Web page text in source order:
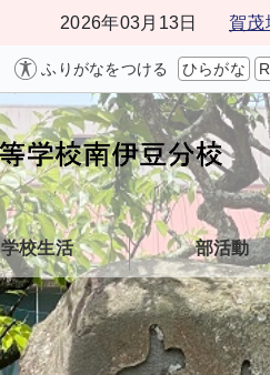
2026年03月13日 賀茂
ふりがなをつける ひらがな
学校生活 部活動